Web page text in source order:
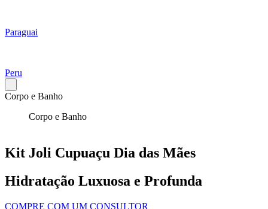
Paraguai
Peru
Corpo e Banho
Corpo e Banho
Kit Joli Cupuaçu Dia das Mães
Hidratação Luxuosa e Profunda
COMPRE COM UM CONSULTOR